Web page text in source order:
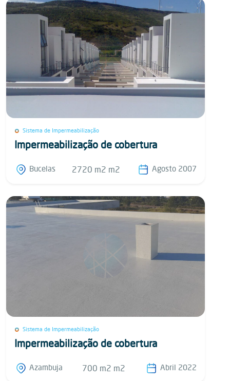
Sistema de Impermeabilização
Impermeabilização de cobertura
Bucelas 2720 m2 m2 Agosto 2007
Sistema de Impermeabilização
Impermeabilização de cobertura
Azambuja 700 m2 m2 Abril 2022